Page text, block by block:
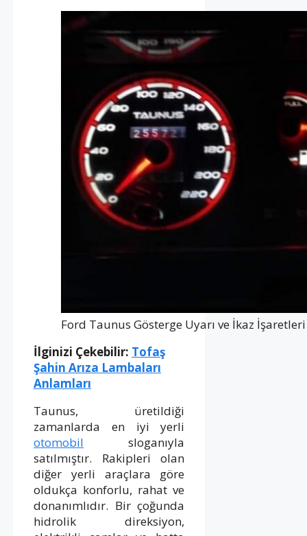
Ford Taunus Gösterge Uyarı ve İkaz İşaretleri
İlginizi Çekebilir: Tofaş
Şahin Arıza Lambaları
Anlamları
Taunus, üretildiği
zamanlarda en iyi yerli
otomobil sloganıyla
satılmıştır. Rakipleri olan
diğer yerli araçlara göre
oldukça konforlu, rahat ve
donanımlıdır. Bir çoğunda
hidrolik direksiyon,